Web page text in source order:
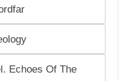
Echoes Of The